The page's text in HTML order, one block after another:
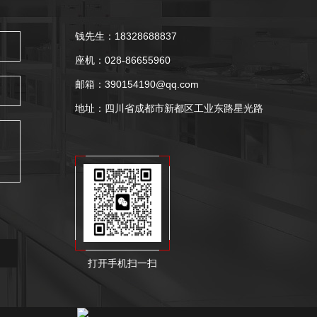
钱先生：18328688837
座机：028-86655960
邮箱：390154190@qq.com
地址：四川省成都市新都区工业东路星光路
打开手机扫一扫